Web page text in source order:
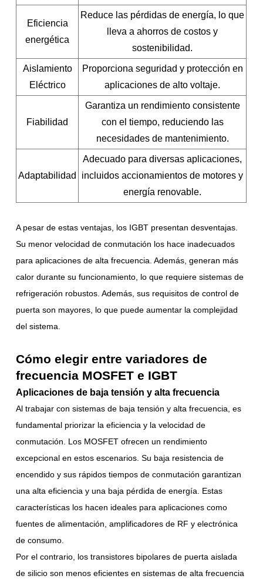
Eficiencia
energética
Reduce las pérdidas de energía, lo que
lleva a ahorros de costos y
sostenibilidad.
Aislamiento
Eléctrico
Proporciona seguridad y protección en
aplicaciones de alto voltaje.
Fiabilidad
Garantiza un rendimiento consistente
con el tiempo, reduciendo las
necesidades de mantenimiento.
Adaptabilidad
Adecuado para diversas aplicaciones,
incluidos accionamientos de motores y
energía renovable.
A pesar de estas ventajas, los IGBT presentan desventajas.
Su menor velocidad de conmutación los hace inadecuados
para aplicaciones de alta frecuencia. Además, generan más
calor durante su funcionamiento, lo que requiere sistemas de
refrigeración robustos. Además, sus requisitos de control de
puerta son mayores, lo que puede aumentar la complejidad
del sistema.
Cómo elegir entre variadores de
frecuencia MOSFET e IGBT
Aplicaciones de baja tensión y alta frecuencia
Al trabajar con sistemas de baja tensión y alta frecuencia, es
fundamental priorizar la eficiencia y la velocidad de
conmutación. Los MOSFET ofrecen un rendimiento
excepcional en estos escenarios. Su baja resistencia de
encendido y sus rápidos tiempos de conmutación garantizan
una alta eficiencia y una baja pérdida de energía. Estas
características los hacen ideales para aplicaciones como
fuentes de alimentación, amplificadores de RF y electrónica
de consumo.
Por el contrario, los transistores bipolares de puerta aislada
de silicio son menos eficientes en sistemas de alta frecuencia